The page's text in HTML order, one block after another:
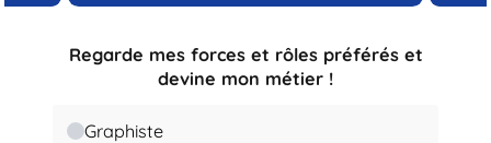
Regarde mes forces et rôles préférés et
devine mon métier !
Graphiste